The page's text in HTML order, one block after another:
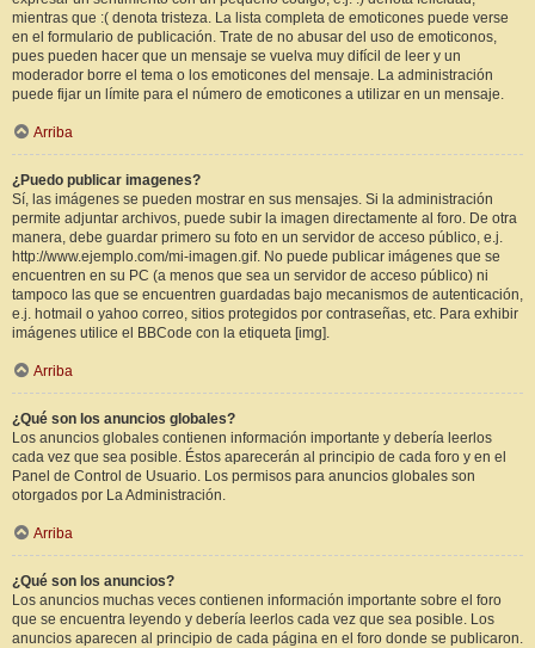
mientras que :( denota tristeza. La lista completa de emoticones puede verse
en el formulario de publicación. Trate de no abusar del uso de emoticonos,
pues pueden hacer que un mensaje se vuelva muy difícil de leer y un
moderador borre el tema o los emoticones del mensaje. La administración
puede fijar un límite para el número de emoticones a utilizar en un mensaje.
Arriba
¿Puedo publicar imagenes?
Sí, las imágenes se pueden mostrar en sus mensajes. Si la administración
permite adjuntar archivos, puede subir la imagen directamente al foro. De otra
manera, debe guardar primero su foto en un servidor de acceso público, e.j.
http://www.ejemplo.com/mi-imagen.gif. No puede publicar imágenes que se
encuentren en su PC (a menos que sea un servidor de acceso público) ni
tampoco las que se encuentren guardadas bajo mecanismos de autenticación,
e.j. hotmail o yahoo correo, sitios protegidos por contraseñas, etc. Para exhibir
imágenes utilice el BBCode con la etiqueta [img].
Arriba
¿Qué son los anuncios globales?
Los anuncios globales contienen información importante y debería leerlos
cada vez que sea posible. Éstos aparecerán al principio de cada foro y en el
Panel de Control de Usuario. Los permisos para anuncios globales son
otorgados por La Administración.
Arriba
¿Qué son los anuncios?
Los anuncios muchas veces contienen información importante sobre el foro
que se encuentra leyendo y debería leerlos cada vez que sea posible. Los
anuncios aparecen al principio de cada página en el foro donde se publicaron.